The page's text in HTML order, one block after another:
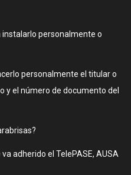
instalarlo personalmente o
personalmente el titular o
y el número de documento del
adherido el TelePASE, AUSA